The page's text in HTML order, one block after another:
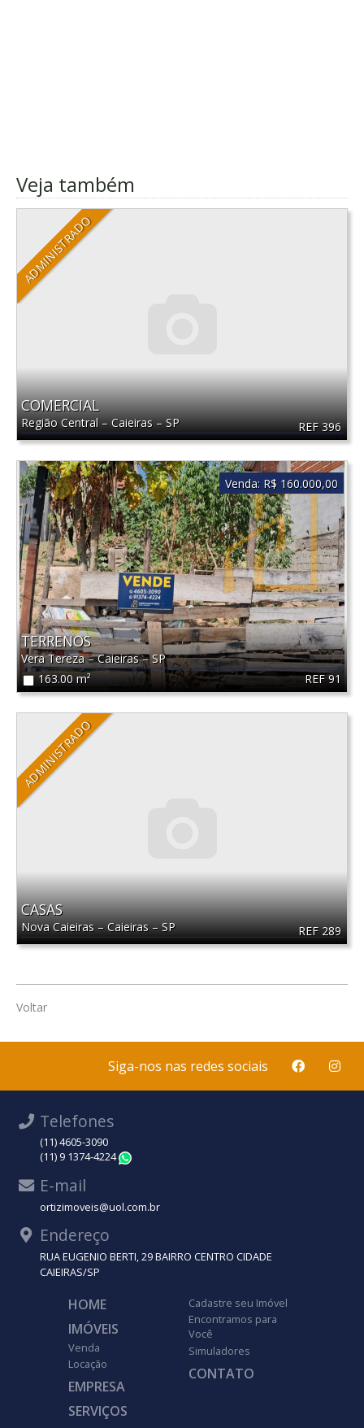
Veja também
ADMINISTRADO
REF 396
COMERCIAL
Região Central–Caieiras–SP
REF 91
TERRENOS
Vera Tereza–Caieiras–SP
163.00 m²
Venda: R$ 160.000,00
ADMINISTRADO
REF 289
CASAS
Nova Caieiras–Caieiras–SP
Voltar
Siga-nos nas redes sociais
Telefones
(11) 4605-3090
(11) 9 1374-4224
E-mail
ortizimoveis@uol.com.br
Endereço
RUA EUGENIO BERTI, 29 BAIRRO CENTRO CIDADE
CAIEIRAS/SP
HOME
IMÓVEIS
Venda
Locação
EMPRESA
SERVIÇOS
Cadastre seu Imóvel
Encontramos para
Você
Simuladores
CONTATO